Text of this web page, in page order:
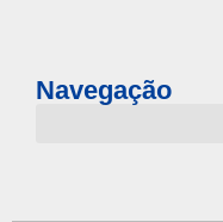
Navegação